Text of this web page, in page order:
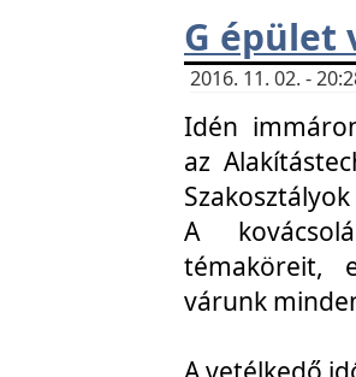
G épület
2016. 11. 02. -
Idén
az
A
témaköreit,
várunk